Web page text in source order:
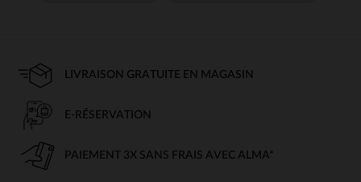
LIVRAISON GRATUITE EN MAGASIN
E-RÉSERVATION
PAIEMENT 3X SANS FRAIS AVEC ALMA*